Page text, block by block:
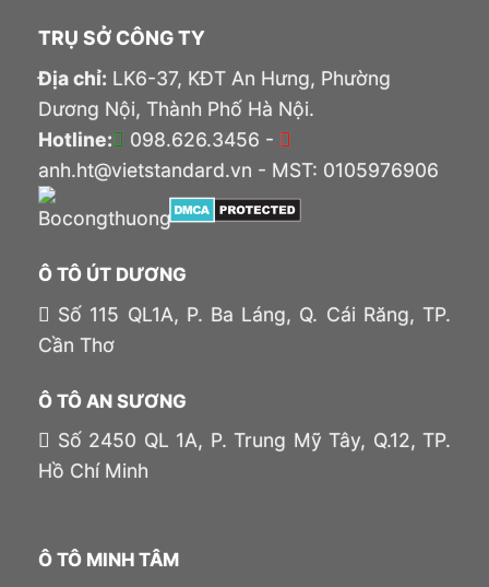
TRỤ SỞ CÔNG TY
Địa chỉ: LK6-37, KĐT An Hưng, Phường
Dương Nội, Thành Phố Hà Nội.
Hotline:
098.626.3456 -
anh.ht@vietstandard.vn - MST: 0105976906
Ô TÔ ÚT DƯƠNG
Số 115 QL1A, P. Ba Láng, Q. Cái Răng, TP.
Cần Thơ
Ô TÔ AN SƯƠNG
Số 2450 QL 1A, P. Trung Mỹ Tây, Q.12, TP.
Hồ Chí Minh
Ô TÔ MINH TÂM